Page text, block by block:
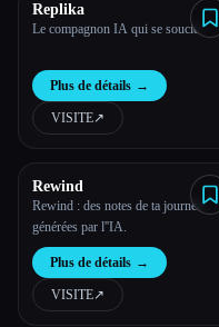
Replika
Le compagnon IA qui se soucie
Plus de détails →
VISITE↗︎
Rewind
Rewind : des notes de ta journée
générées par l''IA.
Plus de détails →
VISITE↗︎